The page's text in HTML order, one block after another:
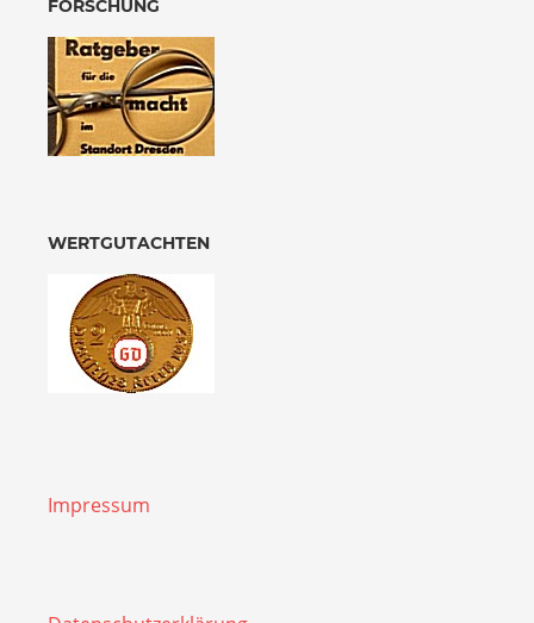
FORSCHUNG
WERTGUTACHTEN
Impressum